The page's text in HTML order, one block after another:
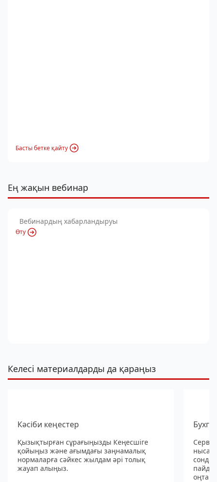
Басты бетке қайту
Ең жақын вебинар
Вебинардың хабарландыруы
Өту
Келесі материалдарды да қараңыз
Кәсіби кеңестер
Қызықтырған сұрағыңызды Кеңесшіге
қойыңыз және ағымдағы заңнамалық
нормаларға сәйкес жылдам әрі толық
жауап алыңыз.